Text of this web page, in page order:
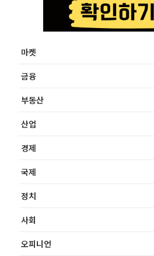
마켓
금융
부동산
산업
경제
국제
정치
사회
오피니언